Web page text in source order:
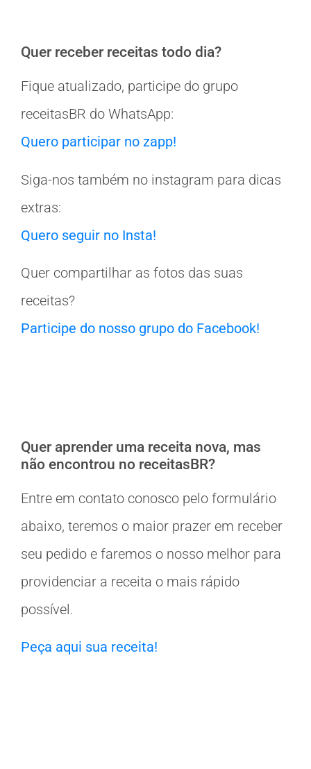
Quer receber receitas todo dia?
Fique atualizado, participe do grupo
receitasBR do WhatsApp:
Quero participar no zapp!
Siga-nos também no instagram para dicas
extras:
Quero seguir no Insta!
Quer compartilhar as fotos das suas
receitas?
Participe do nosso grupo do Facebook!
Quer aprender uma receita nova, mas
não encontrou no receitasBR?
Entre em contato conosco pelo formulário
abaixo, teremos o maior prazer em receber
seu pedido e faremos o nosso melhor para
providenciar a receita o mais rápido
possível.
Peça aqui sua receita!